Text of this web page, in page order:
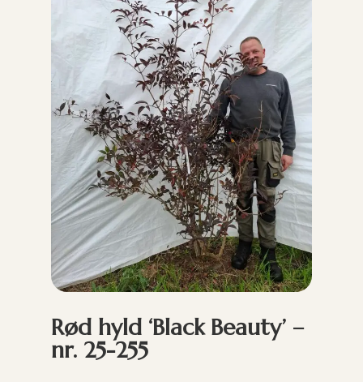
Rød hyld ‘Black Beauty’ –
nr. 25-255